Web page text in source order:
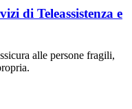
di Teleassistenza e
alle persone fragili,